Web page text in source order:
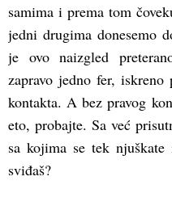
samima i prema tom
jedni drugima donesemo
je ovo naizgled
zapravo jedno fer,
kontakta. A bez pravog
eto, probajte. Sa već
sa kojima se tek
sviđaš?